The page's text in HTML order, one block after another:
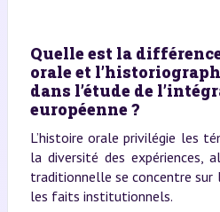
Quelle est la
orale et
dans l’étude de
européenne ?
L’histoire orale privilégie les
la diversité des expériences,
traditionnelle se concentre
les faits institutionnels.